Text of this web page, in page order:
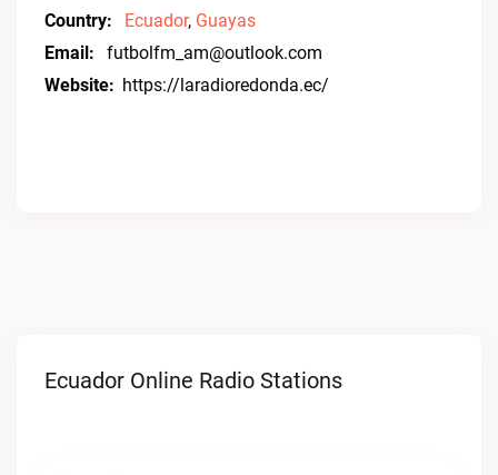
Country:
Ecuador, Guayas
Email:
futbolfm_am@outlook.com
Website: https://laradioredonda.ec/
Ecuador Online Radio Stations